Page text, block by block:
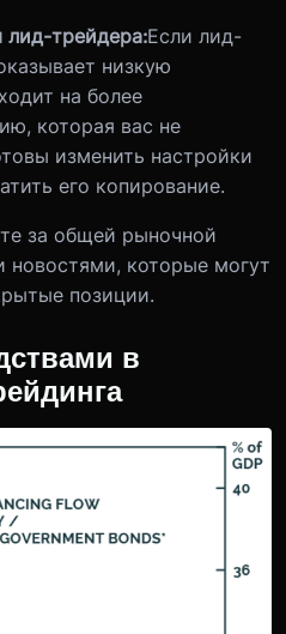
лид-трейдера:Если лид-
низкую
на более
которая вас не
изменить настройки
его копирование.
за общей рыночной
которые могут
позиции.
в